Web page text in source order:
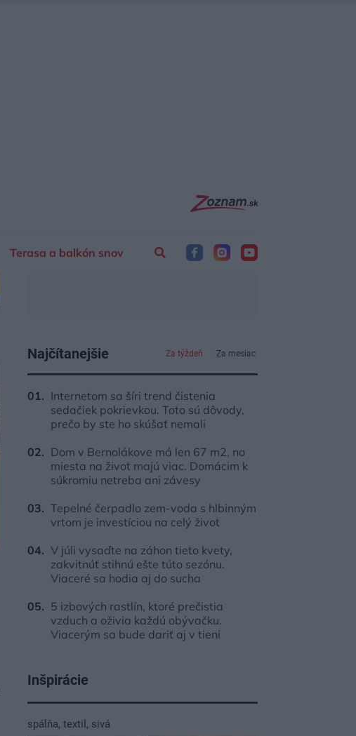
Terasa a balkón snov
Najčítanejšie Za týždeň Za mesiac
Internetom sa šíri trend čistenia
sedačiek pokrievkou. Toto sú dôvody,
prečo by ste ho skúšať nemali
Dom v Bernolákove má len 67 m2, no
miesta na život majú viac. Domácim k
súkromiu netreba ani závesy
Tepelné čerpadlo zem-voda s hlbinným
vrtom je investíciou na celý život
V júli vysaďte na záhon tieto kvety,
zakvitnúť stihnú ešte túto sezónu.
Viaceré sa hodia aj do sucha
5 izbových rastlín, ktoré prečistia
vzduch a oživia každú obývačku.
Viacerým sa bude dariť aj v tieni
Inšpirácie
spálňa, textil , sivá